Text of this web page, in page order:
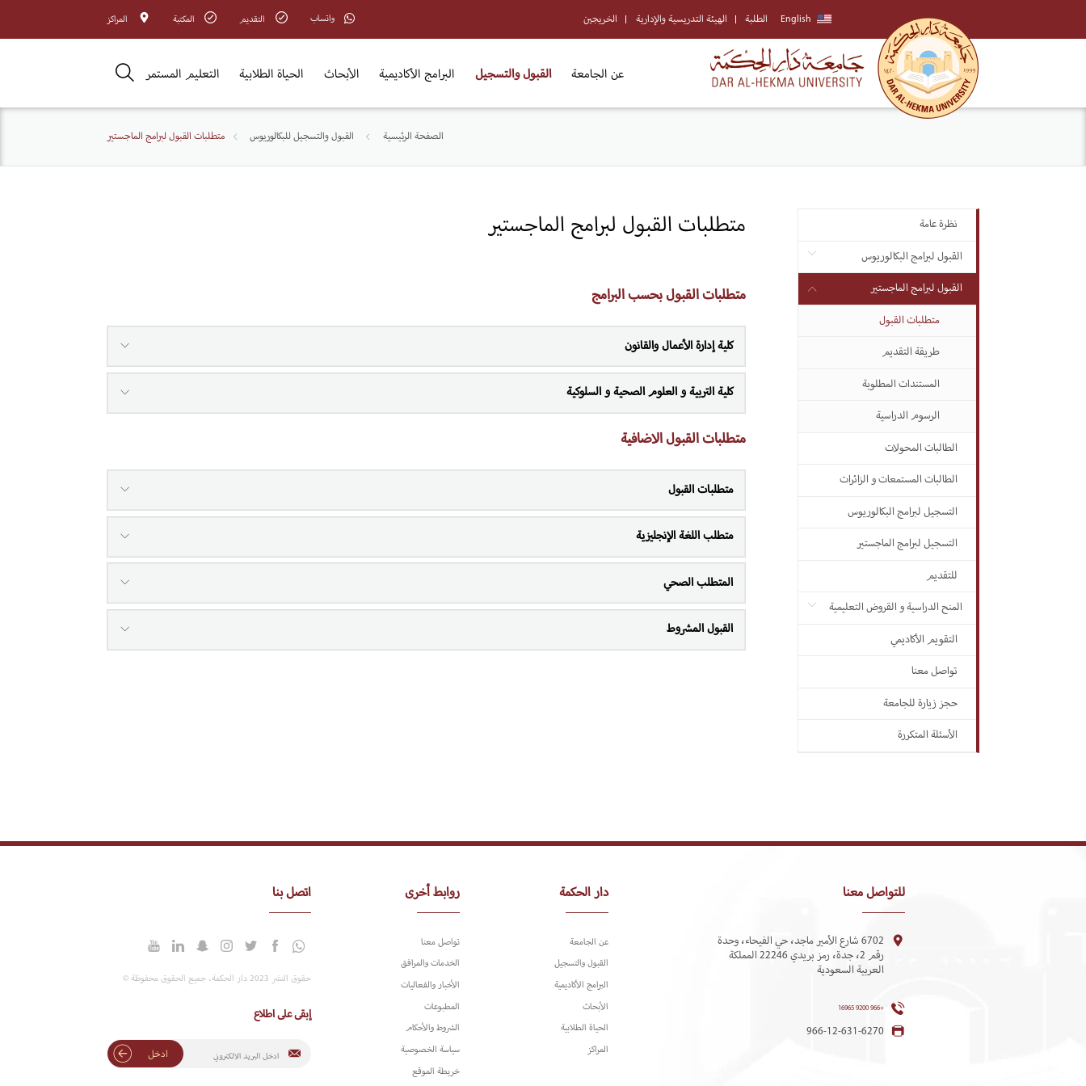
English الطلبة الهيئة التدريسية والإدارية الخريجين واتساب التقديم المكتبة المراكز
عن الجامعة القبول والتسجيل البرامج الأكاديمية الأبحاث الحياة الطلابية التعليم المستمر
الصفحة الرئيسية القبول والتسجيل للبكالوريوس متطلبات القبول لبرامج الماجستير
نظرة عامة
القبول لبرامج البكالوريوس
القبول لبرامج الماجستير
متطلبات القبول
طريقة التقديم
المستندات المطلوبة
الرسوم الدراسية
الطالبات المحولات
الطالبات المستمعات و الزائرات
التسجيل لبرامج البكالوريوس
التسجيل لبرامج الماجستير
للتقديم
المنح الدراسية و القروض التعليمية
التقويم الأكاديمي
تواصل معنا
حجز زيارة للجامعة
الأسئلة المتكررة
متطلبات القبول لبرامج الماجستير
متطلبات القبول بحسب البرامج
كلية إدارة الأعمال والقانون
كلية التربية و العلوم الصحية و السلوكية
متطلبات القبول الاضافية
متطلبات القبول
متطلب اللغة الإنجليزية
المتطلب الصحي
القبول المشروط
للتواصل معنا
6702 شارع الأمير ماجد، حي الفيحاء، وحدة
رقم 2، جدة، رمز بريدي 22246 المملكة
العربية السعودية
+966 9200 16965
966-12-631-6270
دار الحكمة
عن الجامعة
القبول والتسجيل
البرامج الأكاديمية
الأبحاث
الحياة الطلابية
المراكز
روابط أخرى
تواصل معنا
الخدمات والمرافق
الأخبار والفعاليات
المطبوعات
الشروط والأحكام
سياسة الخصوصية
خريطة الموقع
اتصل بنا
حقوق النشر 2023 دار الحكمة. جميع الحقوق محفوظة ©
إبقى على اطلاع
ادخل